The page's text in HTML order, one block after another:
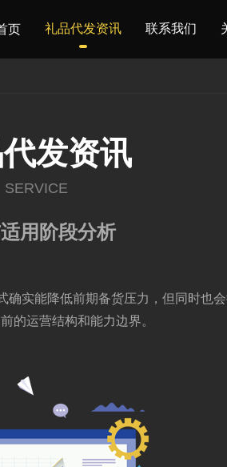
页 礼品代发资讯 联系我们
发资讯
SERVICE
用阶段分析
实能降低前期备货压力，但同时也
的运营结构和能力边界。